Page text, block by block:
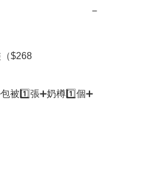
−
$268
被1️⃣張➕奶樽1️⃣個➕